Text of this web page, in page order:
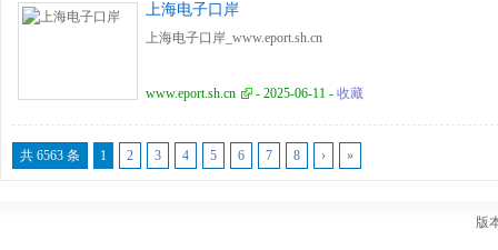
上海电子口岸
上海电子口岸_www.eport.sh.cn
www.eport.sh.cn - 2025-06-11 - 收藏
共 6563 条 1 2 3 4 5 6 7 8 › »
版